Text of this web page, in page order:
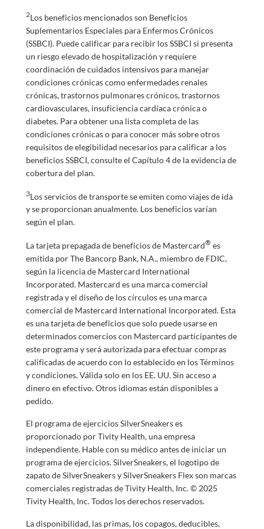
2Los beneficios mencionados son Beneficios
Suplementarios Especiales para Enfermos Crónicos
(SSBCI). Puede calificar para recibir los SSBCI si presenta
un riesgo elevado de hospitalización y requiere
coordinación de cuidados intensivos para manejar
condiciones crónicas como enfermedades renales
crónicas, trastornos pulmonares crónicos, trastornos
cardiovasculares, insuficiencia cardíaca crónica o
diabetes. Para obtener una lista completa de las
condiciones crónicas o para conocer más sobre otros
requisitos de elegibilidad necesarios para calificar a los
beneficios SSBCI, consulte el Capítulo 4 de la evidencia de
cobertura del plan.
3Los servicios de transporte se emiten como viajes de ida
y se proporcionan anualmente. Los beneficios varían
según el plan.
La tarjeta prepagada de beneficios de Mastercard® es
emitida por The Bancorp Bank, N.A., miembro de FDIC,
según la licencia de Mastercard International
Incorporated. Mastercard es una marca comercial
registrada y el diseño de los círculos es una marca
comercial de Mastercard International Incorporated. Esta
es una tarjeta de beneficios que solo puede usarse en
determinados comercios con Mastercard participantes de
este programa y será autorizada para efectuar compras
calificadas de acuerdo con lo establecido en los Términos
y condiciones. Válida solo en los EE. UU. Sin acceso a
dinero en efectivo. Otros idiomas están disponibles a
pedido.
El programa de ejercicios SilverSneakers es
proporcionado por Tivity Health, una empresa
independiente. Hable con su médico antes de iniciar un
programa de ejercicios. SilverSneakers, el logotipo de
zapato de SilverSneakers y SilverSneakers Flex son marcas
comerciales registradas de Tivity Health, Inc. © 2025
Tivity Health, Inc. Todos los derechos reservados.
La disponibilidad, las primas, los copagos, deducibles,